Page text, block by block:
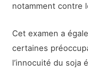
notamment contre
Cet examen a
certaines
l’innocuité du soja